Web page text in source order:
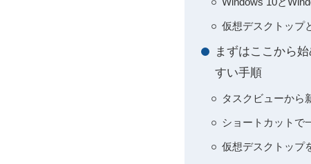
仮想デスクトップ
まずはここから
すい手順
タスクビューから
ショートカットで
仮想デスクトップ